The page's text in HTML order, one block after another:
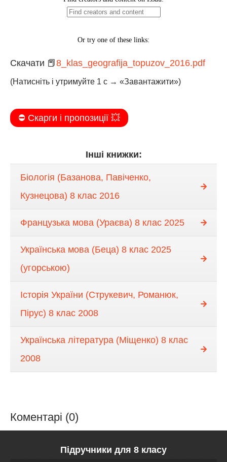
Скачати 📕8_klas_geografija_topuzov_2016.pdf
(Натисніть і утримуйте 1 с → «Завантажити»)
⛔️ Скарги і пропозиції 💥
Інші книжки:
Біологія (Базанова, Павіченко,
Кузнецова) 8 клас 2016
Французька мова (Ураєва) 8 клас 2025
Українська мова (Беца) 8 клас 2025
(угорською)
Історія України (Струкевич, Романюк,
Пірус) 8 клас 2008
Українська література (Міщенко) 8 клас
2008
Коментарі (0)
Підручники для 8 класу